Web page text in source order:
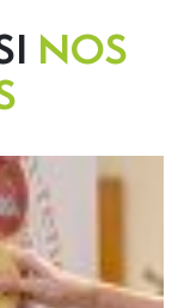
NOS